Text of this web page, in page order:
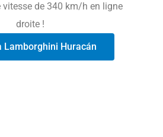
vitesse de 340 km/h en ligne
droite !
Lamborghini Huracán